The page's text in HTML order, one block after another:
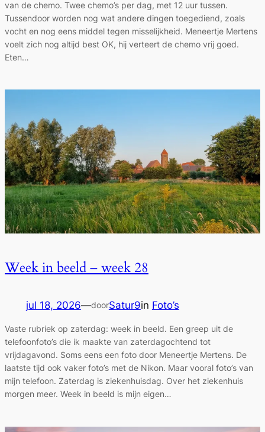
van de chemo. Twee chemo’s per dag, met 12 uur tussen.
Tussendoor worden nog wat andere dingen toegediend, zoals
vocht en nog eens middel tegen misselijkheid. Meneertje Mertens
voelt zich nog altijd best OK, hij verteert de chemo vrij goed.
Eten…
Week in beeld – week 28
jul 18, 2026—doorSatur9in Foto’s
Vaste rubriek op zaterdag: week in beeld. Een greep uit de
telefoonfoto’s die ik maakte van zaterdagochtend tot
vrijdagavond. Soms eens een foto door Meneertje Mertens. De
laatste tijd ook vaker foto’s met de Nikon. Maar vooral foto’s van
mijn telefoon. Zaterdag is ziekenhuisdag. Over het ziekenhuis
morgen meer. Week in beeld is mijn eigen…